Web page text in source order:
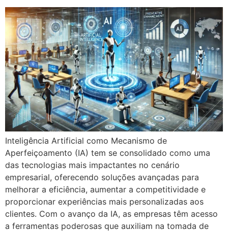
Inteligência Artificial como Mecanismo de
Aperfeiçoamento (IA) tem se consolidado como uma
das tecnologias mais impactantes no cenário
empresarial, oferecendo soluções avançadas para
melhorar a eficiência, aumentar a competitividade e
proporcionar experiências mais personalizadas aos
clientes. Com o avanço da IA, as empresas têm acesso
a ferramentas poderosas que auxiliam na tomada de